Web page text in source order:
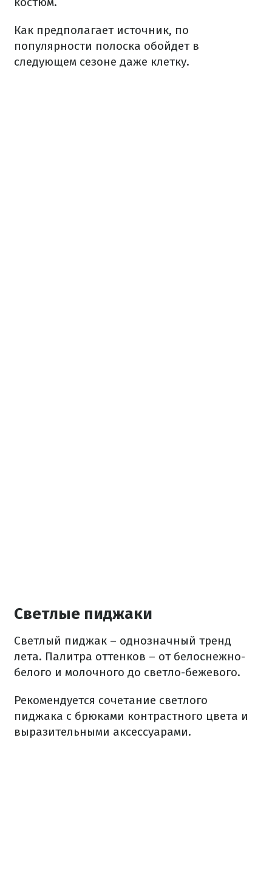
Как предполагает источник, по
популярности полоска обойдет в
следующем сезоне даже клетку.
Светлые пиджаки
Светлый пиджак – однозначный тренд
лета. Палитра оттенков – от белоснежно-
белого и молочного до светло-бежевого.
Рекомендуется сочетание светлого
пиджака с брюками контрастного цвета и
выразительными аксессуарами.